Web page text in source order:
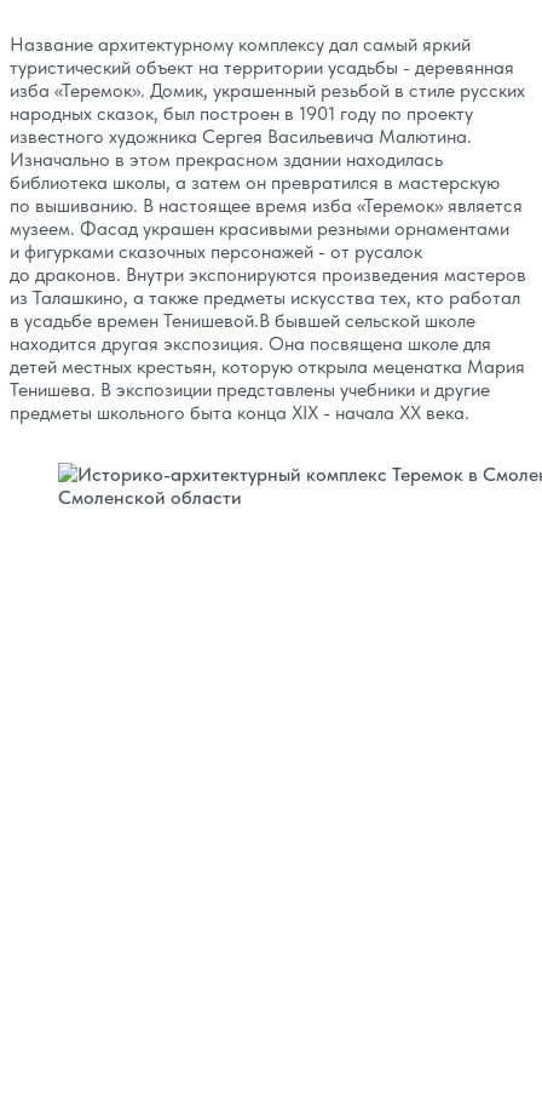
Название архитектурному комплексу дал самый яркий
туристический объект на территории усадьбы - деревянная
изба «Теремок». Домик, украшенный резьбой в стиле русских
народных сказок, был построен в 1901 году по проекту
известного художника Сергея Васильевича Малютина.
Изначально в этом прекрасном здании находилась
библиотека школы, а затем он превратился в мастерскую
по вышиванию. В настоящее время изба «Теремок» является
музеем. Фасад украшен красивыми резными орнаментами
и фигурками сказочных персонажей - от русалок
до драконов. Внутри экспонируются произведения мастеров
из Талашкино, а также предметы искусства тех, кто работал
в усадьбе времен Тенишевой.В бывшей сельской школе
находится другая экспозиция. Она посвящена школе для
детей местных крестьян, которую открыла меценатка Мария
Тенишева. В экспозиции представлены учебники и другие
предметы школьного быта конца XIX - начала XX века.